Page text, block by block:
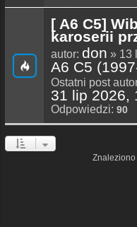
[ A6 C5]
karoserii
autor: don » 13
A6 C5
Ostatni post
31 lip 2026,
Odpowiedzi: 90
Znaleziono